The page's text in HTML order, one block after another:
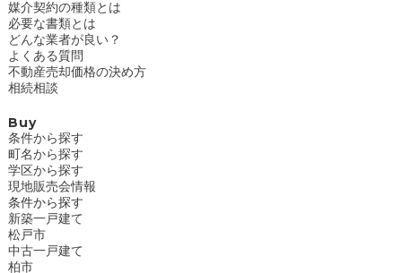
媒介契約の種類とは
必要な書類とは
どんな業者が良い？
よくある質問
不動産売却価格の決め方
相続相談
Buy
条件から探す
町名から探す
学区から探す
現地販売会情報
条件から探す
新築一戸建て
松戸市
中古一戸建て
柏市